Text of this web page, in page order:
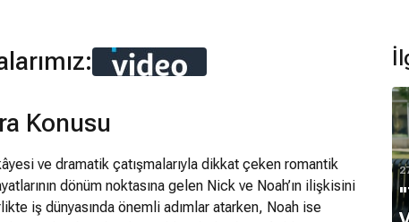
Konusu
ve dramatik çatışmalarıyla dikkat çeken romantik
dönüm noktasına gelen Nick ve Noah’ın ilişkisini
iş dünyasında önemli adımlar atarken, Noah ise